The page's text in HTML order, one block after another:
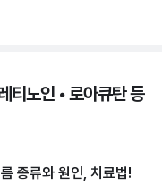
티노인 • 로아큐탄 등
종류와 원인, 치료법!